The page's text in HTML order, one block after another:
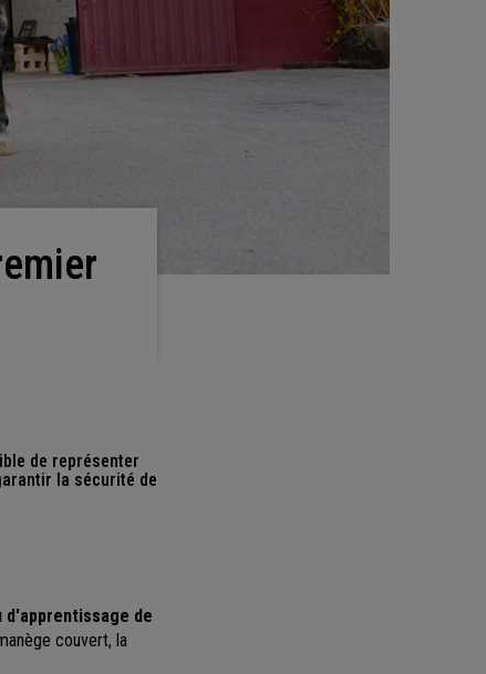
de représenter
la sécurité de
d'apprentissage de
couvert, la